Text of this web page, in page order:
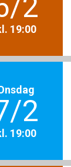
19:00
2
19:00